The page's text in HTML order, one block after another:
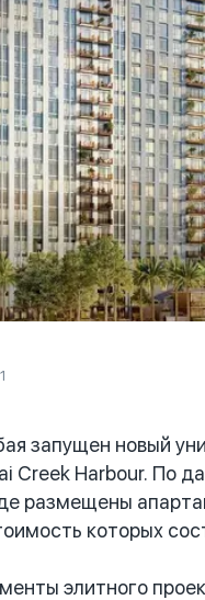
запущен новый
Creek Harbour. По
размещены
которых
элитного